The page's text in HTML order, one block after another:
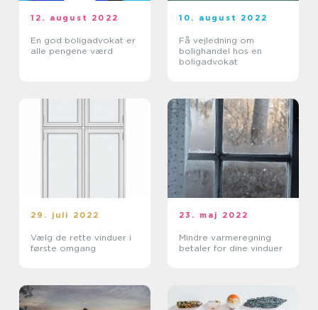
12. august 2022
En god boligadvokat er
alle pengene værd
10. august 2022
Få vejledning om
bolighandel hos en
boligadvokat
29. juli 2022
Vælg de rette vinduer i
første omgang
23. maj 2022
Mindre varmeregning
betaler for dine vinduer